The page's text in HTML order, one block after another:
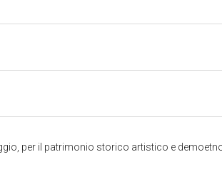
artistico e demoetnoantropologico di Pisa, Livorno,